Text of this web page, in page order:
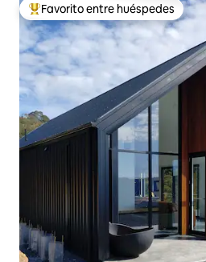
Favorito entre huéspedes preferido
Favorito entre huéspedes